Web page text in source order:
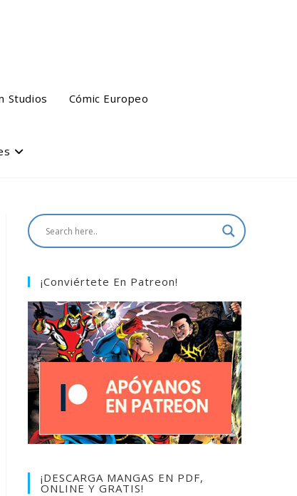
Studios Cómic Europeo
¡Conviértete En Patreon!
¡DESCARGA MANGAS EN PDF,
ONLINE Y GRATIS!